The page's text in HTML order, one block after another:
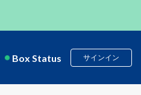
Box Status サインイン